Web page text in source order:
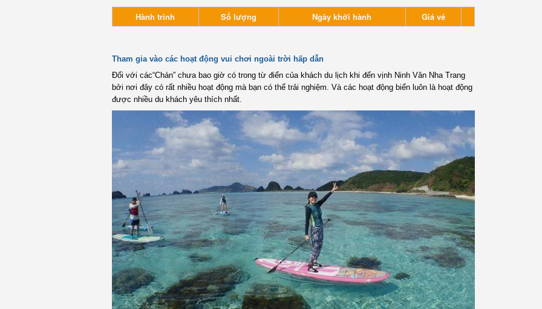
Hành trình Số lượng Ngày khởi hành Giá vé
Tham gia vào các hoạt động vui chơi ngoài trời hấp dẫn
Đối với các“Chán” chưa bao giờ có trong từ điển của khách du lịch khi đến vịnh Ninh Vân Nha Trang
bởi nơi đây có rất nhiều hoạt động mà bạn có thể trải nghiệm. Và các hoạt động biển luôn là hoạt động
được nhiều du khách yêu thích nhất.